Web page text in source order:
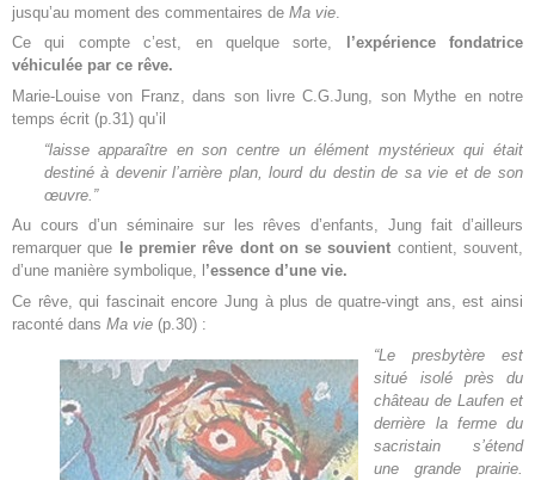
jusqu’au moment des commentaires de Ma vie
Ce qui compte c’est, en quelque sorte,
l’expérience fondatrice
véhiculée par ce rêve.
Marie-Louise von Franz, dans son livre C.G.Jung, son Mythe en notre
temps écrit (p.31) qu’il
“laisse apparaître en son centre un élément mystérieux qui était
destiné à devenir l’arrière plan, lourd du destin de sa vie et de son
œuvre.”
Au cours d’un séminaire sur les rêves d’enfants, Jung fait d’ailleurs
remarquer que
le premier rêve dont on se souvient contient, souvent,
d’une manière symbolique, l ’essence d’une vie.
Ce rêve, qui fascinait encore Jung à plus de quatre-vingt ans, est ainsi
raconté dans Ma vie (p.30) :
“Le presbytère est
situé isolé près du
château de Laufen et
derrière la ferme du
sacristain s’étend
une grande prairie.